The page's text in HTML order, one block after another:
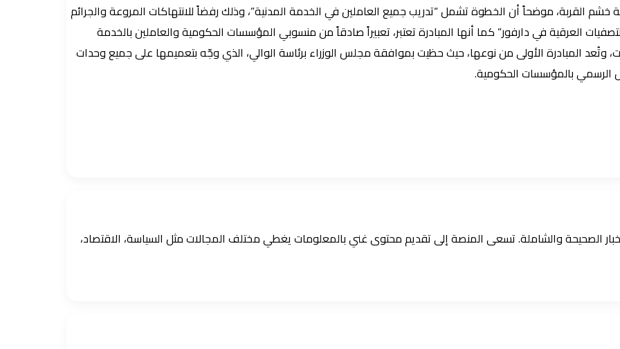
خشم القربة، موضحاً أن الخطوة تشمل “تدريب جميع العاملين في الخدمة المدنية”، وذلك رفضاً للانتهاكات المروعة والجرائم
العرقية في دارفور” كما أنها المبادرة تعتبر، تعبيراً صادقاً من منسوبي المؤسسات الحكومية والعاملين بالخدمة
المبادرة الأولى من نوعها، حيث حظيت بموافقة مجلس الوزراء برئاسة الوالي، الذي وجّه بتعميمها على جميع وحدات
الرسمي بالمؤسسات الحكومية.
الصحيحة والشاملة. تسعى المنصة إلى تقديم محتوى غني بالمعلومات يغطي مختلف المجالات مثل السياسة، الاقتصاد،